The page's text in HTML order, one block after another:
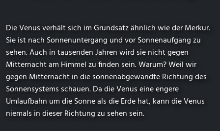
Die Venus verhält sich im Grundsatz ähnlich wie der Merkur.
Sie ist nach Sonnenuntergang und vor Sonnenaufgang zu
sehen. Auch in tausenden Jahren wird sie nicht gegen
Mitternacht am Himmel zu finden sein. Warum? Weil wir
gegen Mitternacht in die sonnenabgewandte Richtung des
Sonnensystems schauen. Da die Venus eine engere
Umlaufbahn um die Sonne als die Erde hat, kann die Venus
niemals in dieser Richtung zu sehen sein.